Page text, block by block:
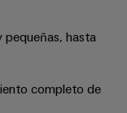
pequeñas, hasta
completo de